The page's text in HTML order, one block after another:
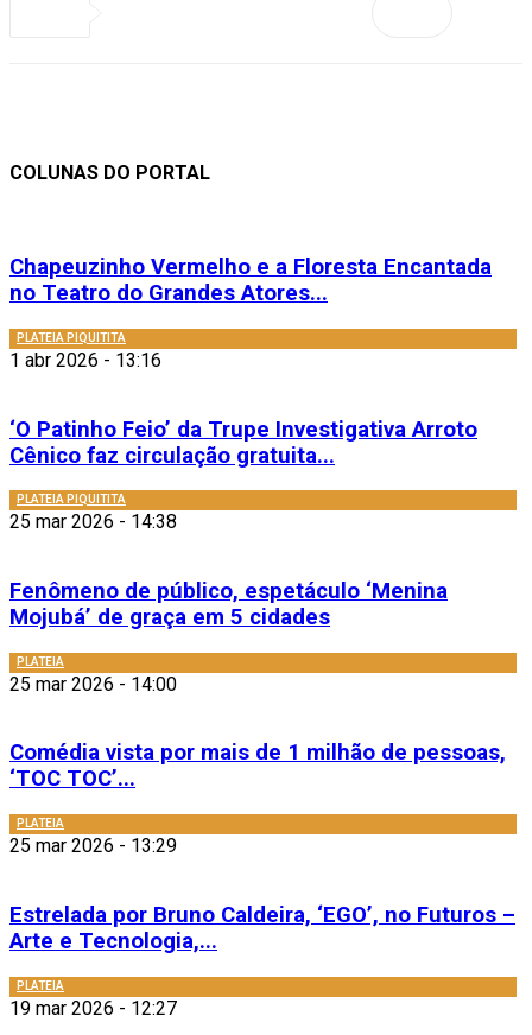
COLUNAS DO PORTAL
Chapeuzinho Vermelho e a Floresta Encantada
no Teatro do Grandes Atores...
PLATEIA PIQUITITA
1 abr 2026 - 13:16
‘O Patinho Feio’ da Trupe Investigativa Arroto
Cênico faz circulação gratuita...
PLATEIA PIQUITITA
25 mar 2026 - 14:38
Fenômeno de público, espetáculo ‘Menina
Mojubá’ de graça em 5 cidades
PLATEIA
25 mar 2026 - 14:00
Comédia vista por mais de 1 milhão de pessoas,
‘TOC TOC’...
PLATEIA
25 mar 2026 - 13:29
Estrelada por Bruno Caldeira, ‘EGO’, no Futuros –
Arte e Tecnologia,...
PLATEIA
19 mar 2026 - 12:27